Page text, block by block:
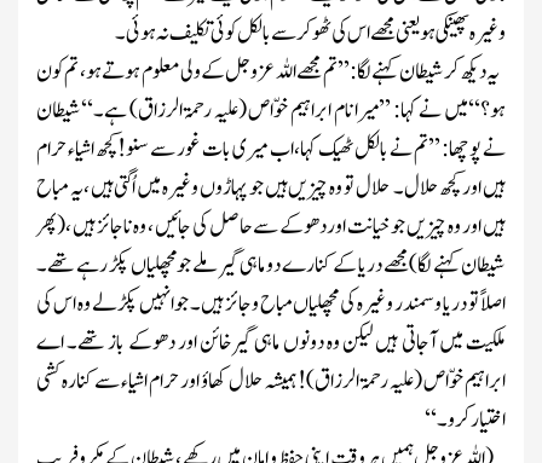
وغیرہ پھینکی ہو یعنی مجھے اس کی ٹھوکر سے بالکل کوئی تکلیف نہ ہوئی ۔
یہ دیکھ کر شیطان کہنے لگا :’’تم مجھے اللہعزوجلکے ولی معلوم ہوتے ہو، تم کون
ہو؟‘‘میں نے کہا: ’’میرا نام ابراہیم خوّاص(علیہ رحمۃ الرزاق)ہے۔‘‘شیطان
نے پوچھا: ’’تم نے بالکل ٹھیک کہا،اب میری بات غور سے سنو!کچھ اشیاء حرام
ہیں اور کچھ حلال۔ حلال تو وہ چیزیں ہیں جو پہاڑوں وغیرہ میں اُگتی ہیں ،یہ مباح
ہیں اور وہ چیزیں جو خیانت اوردھوکے سے حاصل کی جائیں ، وہ ناجائز ہیں ،(پھر
شیطان کہنے لگا)مجھے دریا کے کنارے دو ماہی گیر ملے جومچھلیاں پکڑ رہے تھے۔
اصلاً تو دریا وسمندر وغیرہ کی مچھلیاں مباح وجائز ہیں۔ جوانہیں پکڑلے وہ اس کی
ملکیت میں آجاتی ہیں لیکن وہ دونوں ماہی گیرخائن اور دھوکے باز تھے۔ اے
ابراہیم خوّاص(علیہ رحمۃ الرزاق)! ہمیشہ حلال کھاؤ اور حرام اشیاء سے کنارہ کشی
اختیار کرو۔‘‘